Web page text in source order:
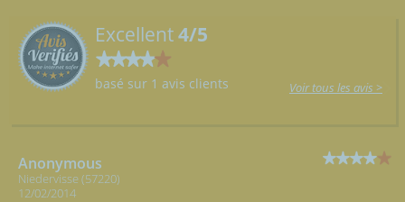
Excellent4/5
basé sur 1 avis clients Voir tous les avis >
Anonymous
Niedervisse (57220)
12/02/2014